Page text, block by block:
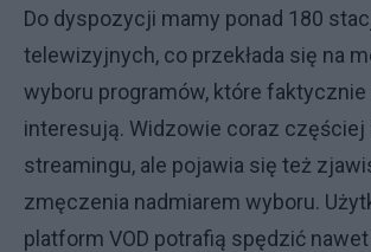
Do dyspozycji mamy ponad 180
telewizyjnych, co przekłada się na
wyboru programów, które faktycznie
interesują. Widzowie coraz
streamingu, ale pojawia się też
zmęczenia nadmiarem wyboru.
platform VOD potrafią spędzić